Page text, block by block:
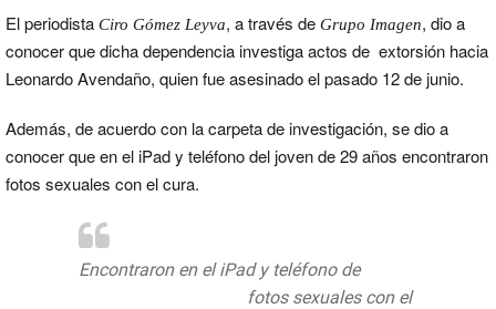
El periodista Ciro Gómez Leyva, a través de Grupo Imagen, dio a
conocer que dicha dependencia investiga actos de extorsión hacia
Leonardo Avendaño, quien fue asesinado el pasado 12 de junio.
Además, de acuerdo con la carpeta de investigación, se dio a
conocer que en el iPad y teléfono del joven de 29 años encontraron
fotos sexuales con el cura.
Encontraron en el iPad y teléfono de
fotos sexuales con el